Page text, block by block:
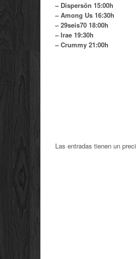
– Dispersön 15:00h
– Among Us 16:30h
– 29seis70 18:00h
– Irae 19:30h
– Crummy 21:00h
Las entradas tienen un